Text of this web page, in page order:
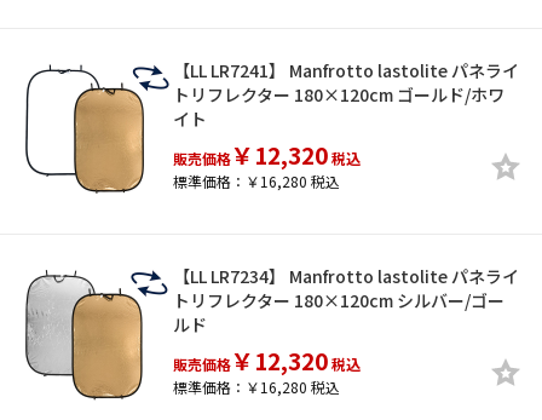
【LL LR7241】 Manfrotto lastolite パネライ
トリフレクター 180×120cm ゴールド/ホワ
イト
販売価格￥12,320税込
標準価格：￥16,280 税込
【LL LR7234】 Manfrotto lastolite パネライ
トリフレクター 180×120cm シルバー/ゴー
ルド
販売価格￥12,320税込
標準価格：￥16,280 税込